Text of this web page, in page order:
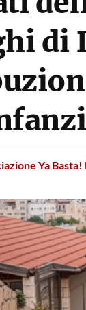
di
Ya Basta!